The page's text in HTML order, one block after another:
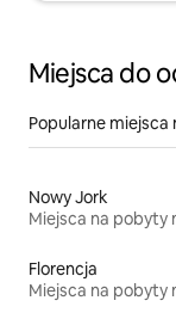
Miejsca do
Popularne miejsca
Nowy Jork
Miejsca na pobyty
Florencja
Miejsca na pobyty